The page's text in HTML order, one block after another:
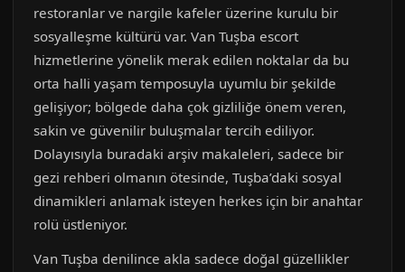
restoranlar ve nargile kafeler üzerine kurulu bir
sosyalleşme kültürü var. Van Tuşba escort
hizmetlerine yönelik merak edilen noktalar da bu
orta halli yaşam temposuyla uyumlu bir şekilde
gelişiyor; bölgede daha çok gizliliğe önem veren,
sakin ve güvenilir buluşmalar tercih ediliyor.
Dolayısıyla buradaki arşiv makaleleri, sadece bir
gezi rehberi olmanın ötesinde, Tuşba’daki sosyal
dinamikleri anlamak isteyen herkes için bir anahtar
rolü üstleniyor.
Van Tuşba denilince akla sadece doğal güzellikler